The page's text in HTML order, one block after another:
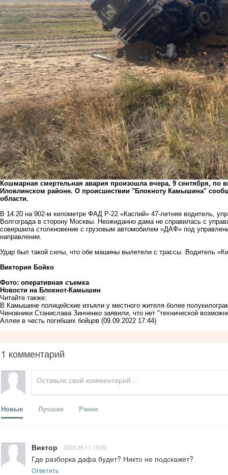
Кошмарная смертельная авария произошла вчера, 9 сентября, по
Иловлинском районе. О происшествии "Блокноту Камышина"
области.
В 14.20 на 902-м километре ФАД Р-22 «Каспий» 47-летняя водитель,
Волгограда в сторону Москвы. Неожиданно дама не справилась с
совершила столкновение с грузовым автомобилем «ДАФ» под
направлении.
Удар был такой силы, что обе машины вылетели с трассы. Водитель
Виктория Бойко
Фото: оперативная съемка
Новости на Блoкнoт-Камышин
Читайте также:
В Камышине полицейские изъяли у местного жителя более
Чиновники Станислава Зинченко заявили, что нет "технической
Аллеи в честь погибших бойцов (09.09.2022 17:44)
1 комментарий
Новые Лучшие Ранее
Виктор 2022.09.11 15:06
Где разборка дафа будет? Никто не подскажет?
Ответить